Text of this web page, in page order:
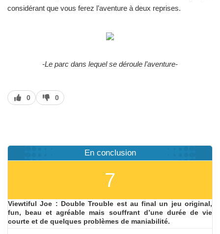
considérant que vous ferez l’aventure à deux reprises.
-Le parc dans lequel se déroule l’aventure-
J’aime
0
J’aime
pas
0
En conclusion
7
Viewtiful Joe : Double Trouble est au final un jeu original,
fun, beau et agréable mais souffrant d’une durée de vie
courte et de quelques problèmes de maniabilité.